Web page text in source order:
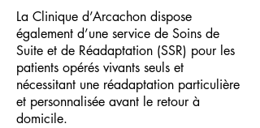
La Clinique d’Arcachon dispose
également d’une service de Soins de
Suite et de Réadaptation (SSR) pour les
patients opérés vivants seuls et
nécessitant une réadaptation particulière
et personnalisée avant le retour à
domicile.